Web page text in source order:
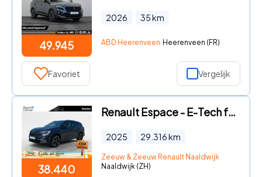
49.945
2026 35km
ABD Heerenveen Heerenveen (FR)
Favoriet Vergelijk
38.440
Renault Espace - E-Tech full hybrid 200 esprit Alpine 5p. | Automaat | Apple
2025 29.316km
Zeeuw & Zeeuw Renault Naaldwijk
Naaldwijk (ZH)